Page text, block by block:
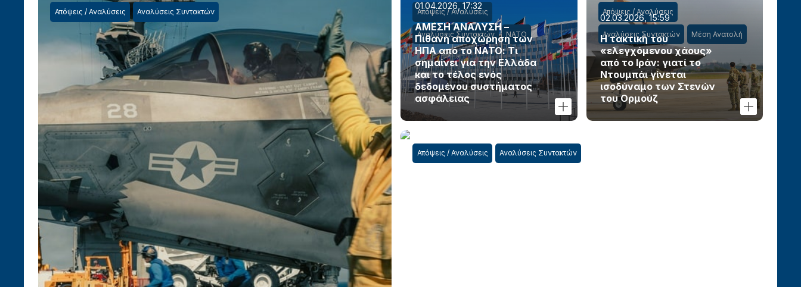
Απόψεις / Αναλύσεις Αναλύσεις Συντακτών Απόψεις / Αναλύσεις
Αναλύσεις Συντακτών ΝΑΤΟ
01.04.2026, 17:32
ΑΜΕΣΗ ΑΝΑΛΥΣΗ –
Πιθανή αποχώρηση των
ΗΠΑ από το ΝΑΤΟ: Τι
σημαίνει για την Ελλάδα
και το τέλος ενός
δεδομένου συστήματος
ασφάλειας
Απόψεις / Αναλύσεις
Αναλύσεις Συντακτών Μέση Ανατολή
02.03.2026, 15:59
Η τακτική του
«ελεγχόμενου χάους»
από το Ιράν: γιατί το
Ντουμπάι γίνεται
ισοδύναμο των Στενών
του Ορμούζ
Απόψεις / Αναλύσεις Αναλύσεις Συντακτών